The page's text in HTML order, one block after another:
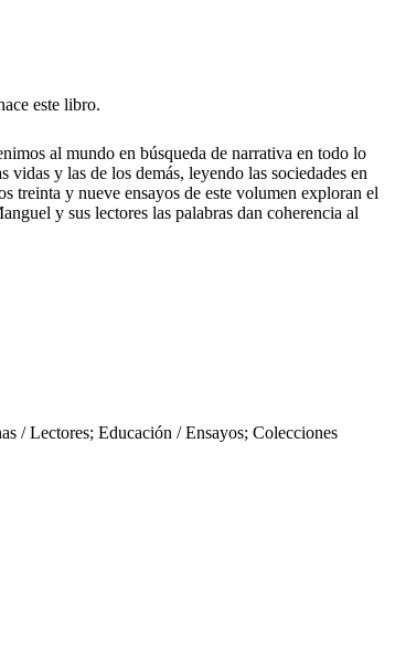
este libro.
al mundo en búsqueda de narrativa en todo lo
vidas y las de los demás, leyendo las sociedades en
treinta y nueve ensayos de este volumen exploran el
y sus lectores las palabras dan coherencia al
/ Lectores; Educación / Ensayos; Colecciones